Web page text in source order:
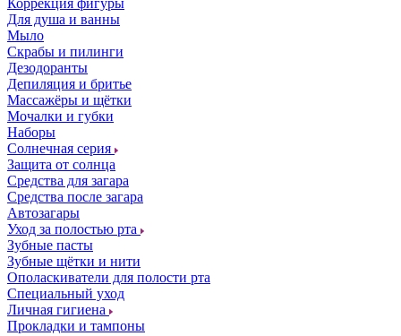
Коррекция фигуры
Для душа и ванны
Мыло
Скрабы и пилинги
Дезодоранты
Депиляция и бритье
Массажёры и щётки
Мочалки и губки
Наборы
Солнечная серия
Защита от солнца
Средства для загара
Средства после загара
Автозагары
Уход за полостью рта
Зубные пасты
Зубные щётки и нити
Ополаскиватели для полости рта
Специальный уход
Личная гигиена
Прокладки и тампоны